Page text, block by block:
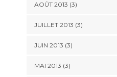
AOÛT 2013 (3)
JUILLET 2013 (3)
JUIN 2013 (3)
MAI 2013 (3)